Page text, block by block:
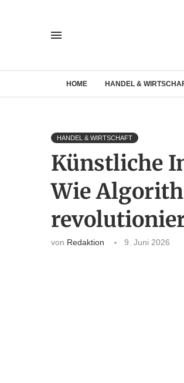
HOME HANDEL &
HANDEL & WIRTSCHAFT
Künstliche
Wie
von Redaktion 9. Juni 2026